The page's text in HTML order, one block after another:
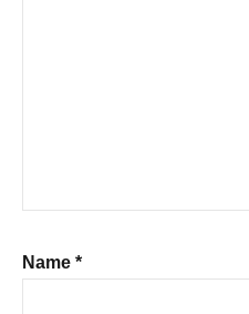
Name *